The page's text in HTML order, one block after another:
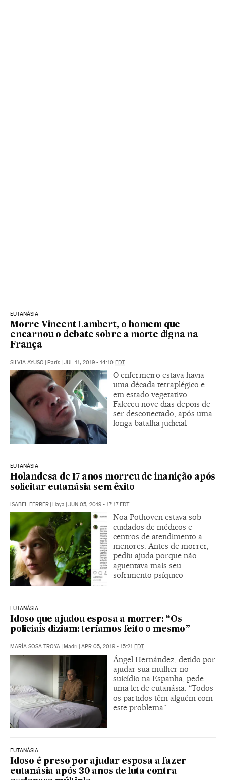
EUTANÁSIA
Morre Vincent Lambert, o homem que
encarnou o debate sobre a morte digna na
França
SILVIA AYUSO | París | JUL 11, 2019 - 14:10 EDT
O enfermeiro estava havia
uma década tetraplégico e
em estado vegetativo.
Faleceu nove dias depois de
ser desconectado, após uma
longa batalha judicial
EUTANÁSIA
Holandesa de 17 anos morreu de inanição após
solicitar eutanásia sem êxito
ISABEL FERRER | Haya | JUN 05, 2019 - 17:17EDT
Noa Pothoven estava sob
cuidados de médicos e
centros de atendimento a
menores. Antes de morrer,
pediu ajuda porque não
aguentava mais seu
sofrimento psíquico
EUTANÁSIA
Idoso que ajudou esposa a morrer: “Os
policiais diziam: teríamos feito o mesmo”
MARÍA SOSA TROYA | Madri | APR 05, 2019 - 15:21EDT
Ángel Hernández, detido por
ajudar sua mulher no
suicídio na Espanha, pede
uma lei de eutanásia: “Todos
os partidos têm alguém com
este problema”
EUTANÁSIA
Idoso é preso por ajudar esposa a fazer
eutanásia após 30 anos de luta contra